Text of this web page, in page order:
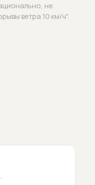
не
ветра 10 км/ч".